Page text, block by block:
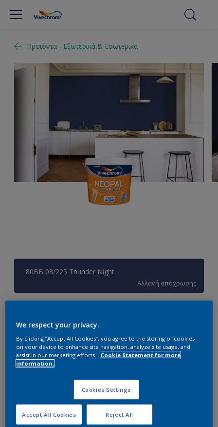
Προϊόντα - Εξωτερικά & Εσωτερικά
80BB 08/225 Thunder Night
Αλλαγή απόχρωσης
0.97L
Ποσότητα Υπολογισμός χρώματος
Προσθήκη στο Workspace
Εύρεση Καταστήματος
We respect your privacy.
By clicking “Accept All Cookies”, you agree to the storing of cookies
on your device to enhance site navigation, analyze site usage, and
assist in our marketing efforts.
Cookie Statement for more
information.
Cookies Settings
Reject All
Accept All Cookies